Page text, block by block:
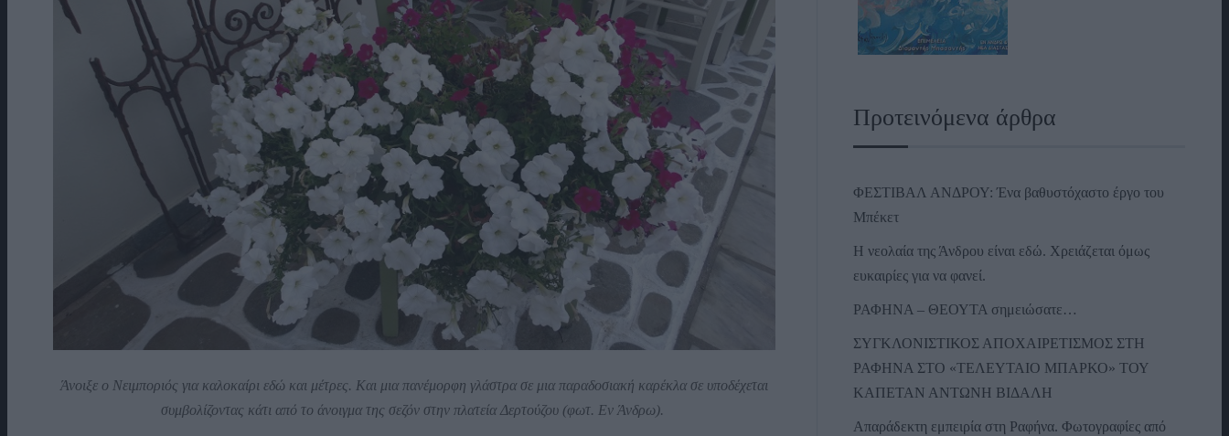
Άνοιξε ο Νειμποριός για καλοκαίρι εδώ και μέτρες. Και μια πανέμορφη γλάστρα σε μια παραδοσιακή καρέκλα σε υποδέχεται
συμβολίζοντας κάτι από το άνοιγμα της σεζόν στην πλατεία Δερτούζου (φωτ. Εν Άνδρω).
Προτεινόμενα άρθρα
ΦΕΣΤΙΒΑΛ ΑΝΔΡΟΥ: Ένα βαθυστόχαστο έργο του
Μπέκετ
Η νεολαία της Άνδρου είναι εδώ. Χρειάζεται όμως
ευκαιρίες για να φανεί.
ΡΑΦΗΝΑ – ΘΕΟΥΤΑ σημειώσατε…
ΣΥΓΚΛΟΝΙΣΤΙΚΟΣ ΑΠΟΧΑΙΡΕΤΙΣΜΟΣ ΣΤΗ
ΡΑΦΗΝΑ ΣΤΟ «ΤΕΛΕΥΤΑΙΟ ΜΠΑΡΚΟ» ΤΟΥ
ΚΑΠΕΤΑΝ ΑΝΤΩΝΗ ΒΙΔΑΛΗ
Απαράδεκτη εμπειρία στη Ραφήνα. Φωτογραφίες από